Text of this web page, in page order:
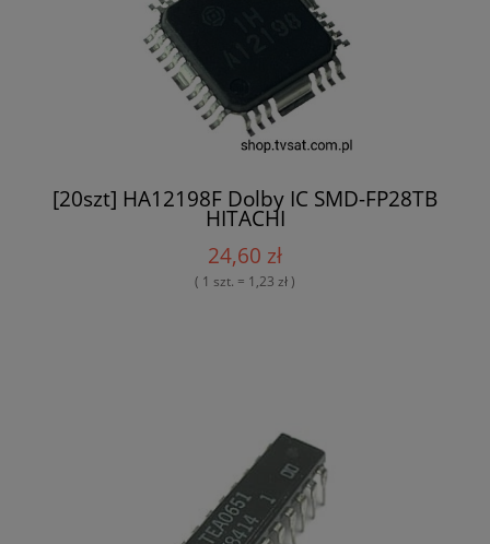
[20szt] HA12198F Dolby IC SMD-FP28TB
HITACHI
24,60 zł
( 1 szt. = 1,23 zł )